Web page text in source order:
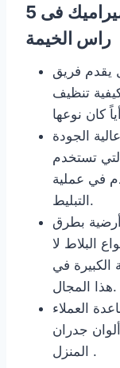
5 نصائح تقدمهم شركة تركيب سيراميك فى
راس الخيمة
يقدم فريق
تنظيف
الجودة
تستخدم
في عملية
التبليط.
بطرق
البلاط لا
الكبيرة في
هذا المجال.
العملاء
جدران
المنزل .